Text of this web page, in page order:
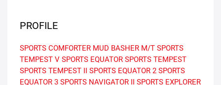
PROFILE
SPORTS COMFORTER MUD BASHER M/T SPORTS
TEMPEST V SPORTS EQUATOR SPORTS TEMPEST
SPORTS TEMPEST II SPORTS EQUATOR 2 SPORTS
EQUATOR 3 SPORTS NAVIGATOR II SPORTS EXPLORER